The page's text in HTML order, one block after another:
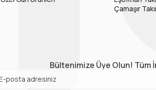
Çamaşır
Bültenimize Üye Olun! Tüm